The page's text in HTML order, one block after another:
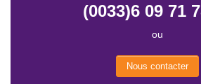
(0033)6 09 71
ou
Nous contacter